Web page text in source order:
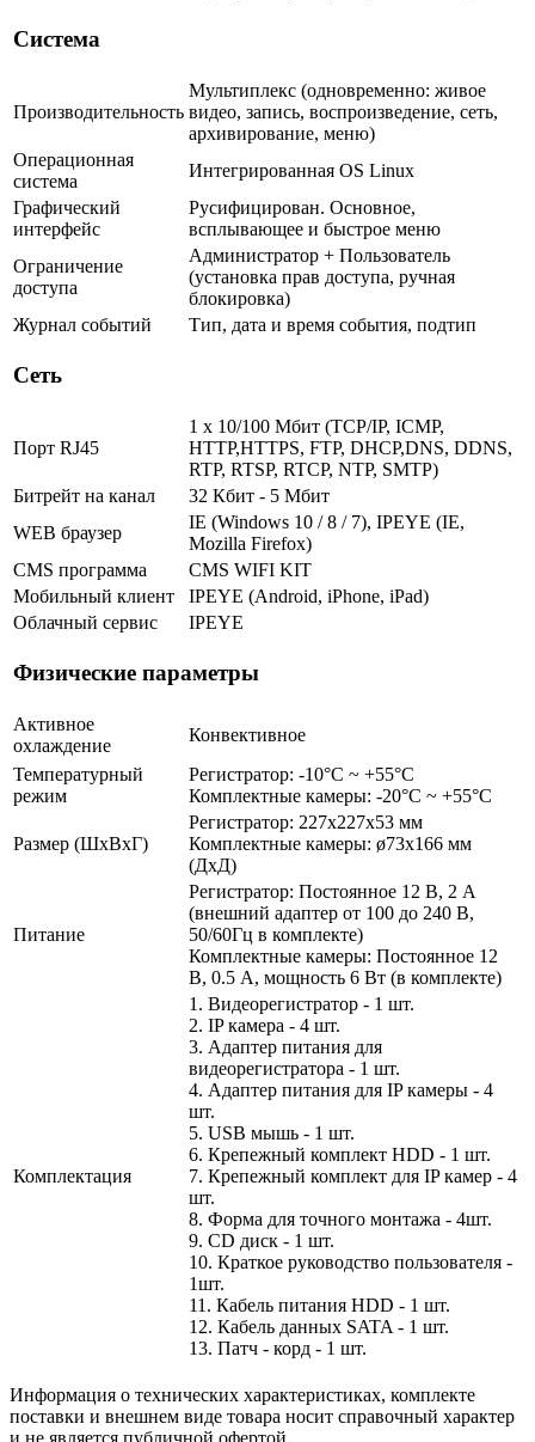
Система
Производительность
Мультиплекс (одновременно: живое
видео, запись, воспроизведение, сеть,
архивирование, меню)
Операционная
система
Интегрированная OS Linux
Графический
интерфейс
Русифицирован. Основное,
всплывающее и быстрое меню
Ограничение
доступа
Администратор + Пользователь
(установка прав доступа, ручная
блокировка)
Журнал событий
Тип, дата и время события, подтип
Сеть
Порт RJ45
1 x 10/100 Мбит (TCP/IP, ICMP,
HTTP,HTTPS, FTP, DHCP,DNS, DDNS,
RTP, RTSP, RTCP, NTP, SMTP)
Битрейт на канал
32 Кбит - 5 Мбит
WEB браузер
IE (Windows 10 / 8 / 7), IPEYE (IE,
Mozilla Firefox)
CMS программа
CMS WIFI KIT
Мобильный клиент
IPEYE (Android, iPhone, iPad)
Облачный сервис
IPEYE
Физические параметры
Активное
охлаждение
Конвективное
Температурный
режим
Регистратор: -10°C ~ +55°C
Комплектные камеры: -20°C ~ +55°C
Размер (ШxВxГ)
Регистратор: 227x227x53 мм
Комплектные камеры: ø73x166 мм
(ДxД)
Питание
Регистратор: Постоянное 12 В, 2 А
(внешний адаптер от 100 до 240 В,
50/60Гц в комплекте)
Комплектные камеры: Постоянное 12
В, 0.5 А, мощность 6 Вт (в комплекте)
Комплектация
1. Видеорегистратор - 1 шт.
2. IP камера - 4 шт.
3. Адаптер питания для
видеорегистратора - 1 шт.
4. Адаптер питания для IP камеры - 4
шт.
5. USB мышь - 1 шт.
6. Крепежный комплект HDD - 1 шт.
7. Крепежный комплект для IP камер - 4
шт.
8. Форма для точного монтажа - 4шт.
9. CD диск - 1 шт.
10. Краткое руководство пользователя -
1шт.
11. Кабель питания HDD - 1 шт.
12. Кабель данных SATA - 1 шт.
13. Патч - корд - 1 шт.
Информация о технических характеристиках, комплекте
поставки и внешнем виде товара носит справочный характер
и не является публичной офертой.